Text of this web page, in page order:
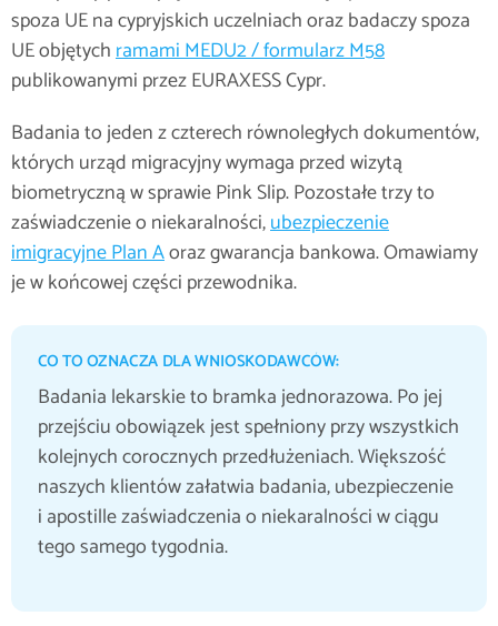
spoza UE na cypryjskich uczelniach oraz badaczy spoza
UE objętychramami MEDU2 / formularz M58
publikowanymi przez EURAXESS Cypr.
Badania to jeden z czterech równoległych dokumentów,
których urząd migracyjny wymaga przed wizytą
biometryczną w sprawie Pink Slip. Pozostałe trzy to
zaświadczenie o niekaralności,ubezpieczenie
imigracyjne Plan Aoraz gwarancja bankowa. Omawiamy
je w końcowej części przewodnika.
CO TO OZNACZA DLA WNIOSKODAWCÓW:
Badania lekarskie to bramka jednorazowa. Po jej
przejściu obowiązek jest spełniony przy wszystkich
kolejnych corocznych przedłużeniach. Większość
naszych klientów załatwia badania, ubezpieczenie
i apostille zaświadczenia o niekaralności w ciągu
tego samego tygodnia.